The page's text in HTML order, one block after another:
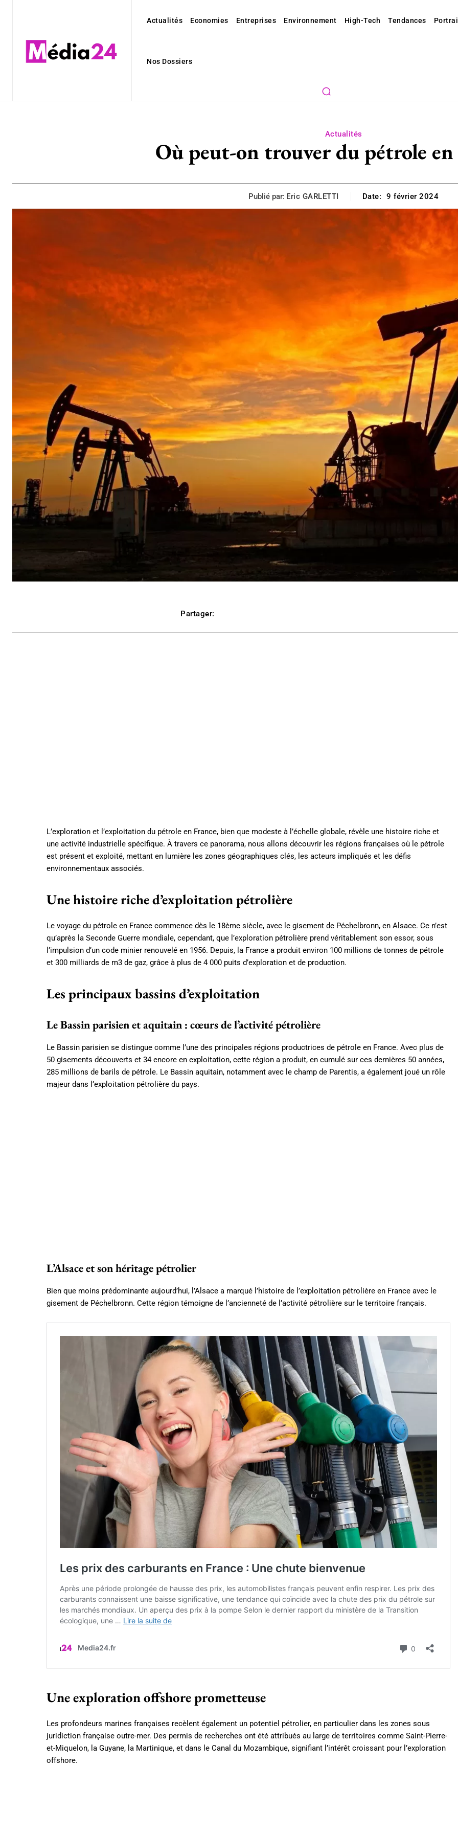
Actualités Economies Entreprises Environnement High-Tech Tendances
Nos Dossiers
Actualités
Où peut-on trouver du pétrole en
Publié par: Eric GARLETTI Date: 9 février 2024
Partager:
L’exploration et l’exploitation du pétrole en France, bien que modeste à l’échelle globale, révèle une histoire riche et
une activité industrielle spécifique. À travers ce panorama, nous allons découvrir les régions françaises où le pétrole
est présent et exploité, mettant en lumière les zones géographiques clés, les acteurs impliqués et les défis
environnementaux associés.
Une histoire riche d’exploitation pétrolière
Le voyage du pétrole en France commence dès le 18ème siècle, avec le gisement de Péchelbronn, en Alsace. Ce n’est
qu’après la Seconde Guerre mondiale, cependant, que l’exploration pétrolière prend véritablement son essor, sous
l’impulsion d’un code minier renouvelé en 1956. Depuis, la France a produit environ 100 millions de tonnes de pétrole
et 300 milliards de m3 de gaz, grâce à plus de 4 000 puits d’exploration et de production.
Les principaux bassins d’exploitation
Le Bassin parisien et aquitain : cœurs de l’activité pétrolière
Le Bassin parisien se distingue comme l’une des principales régions productrices de pétrole en France. Avec plus de
50 gisements découverts et 34 encore en exploitation, cette région a produit, en cumulé sur ces dernières 50 années,
285 millions de barils de pétrole. Le Bassin aquitain, notamment avec le champ de Parentis, a également joué un rôle
majeur dans l’exploitation pétrolière du pays.
L’Alsace et son héritage pétrolier
Bien que moins prédominante aujourd’hui, l’Alsace a marqué l’histoire de l’exploitation pétrolière en France avec le
gisement de Péchelbronn. Cette région témoigne de l’ancienneté de l’activité pétrolière sur le territoire français.
Une exploration offshore prometteuse
Les profondeurs marines françaises recèlent également un potentiel pétrolier, en particulier dans les zones sous
juridiction française outre-mer. Des permis de recherches ont été attribués au large de territoires comme Saint-Pierre-
et-Miquelon, la Guyane, la Martinique, et dans le Canal du Mozambique, signifiant l’intérêt croissant pour l’exploration
offshore.